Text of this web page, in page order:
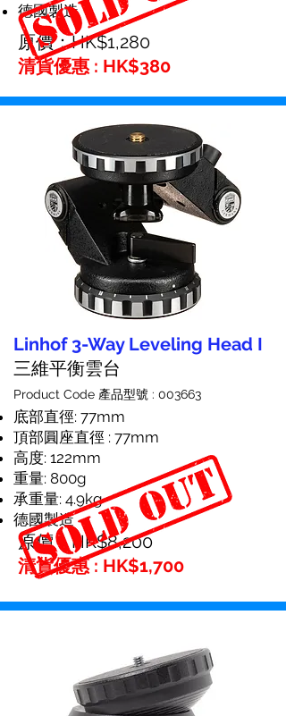
德國製造
原價：HK$1,280
清貨優惠 : HK$380
Linhof 3-Way Leveling Head I
三維平衡雲台
Product Code 產品型號 : 003663
底部直徑: 77mm
頂部圓座直徑 : 77mm
高度: 122mm
重量: 800g
承重量: 4.9kg
德國製造
原價：HK$8,200
清貨優惠 : HK$1,700